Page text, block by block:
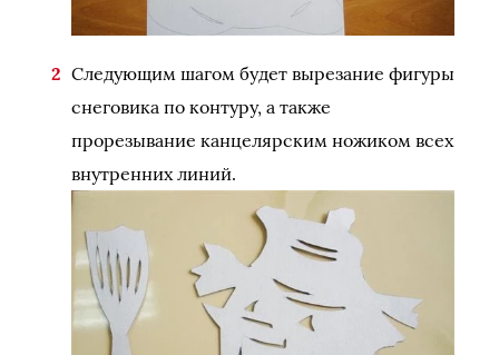
Следующим шагом будет вырезание фигуры
снеговика по контуру, а также
прорезывание канцелярским ножиком всех
внутренних линий.